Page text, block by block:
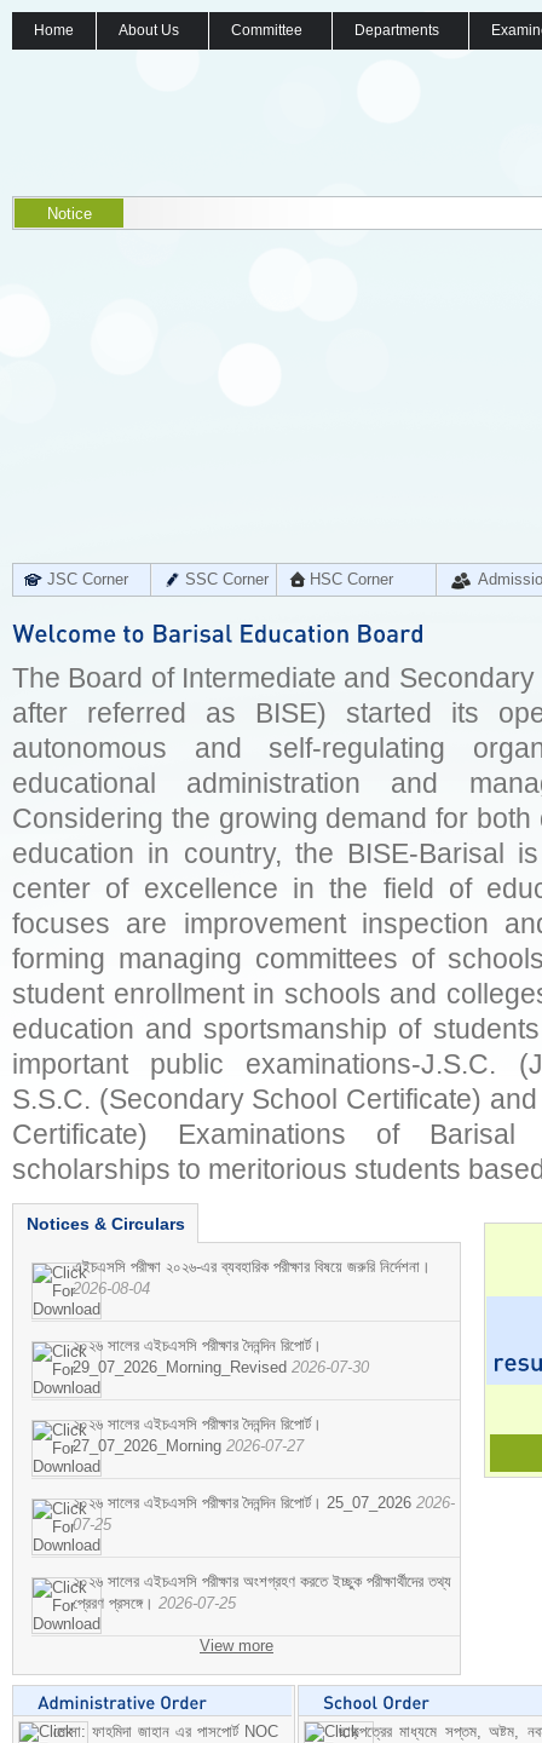
Home About Us Committee Departments
Notice
JSC Corner SSC Corner HSC Corner
The Board of Intermediate and
after referred as BISE) started its
autonomous and self-regulating
educational administration and
Considering the growing demand for
education in country, the BISE-Barisal
center of excellence in the field of
focuses are improvement inspection
forming managing committees of
student enrollment in schools and
education and sportsmanship of
important public examinations-J.S.C.
S.S.C. (Secondary School Certificate)
Certificate) Examinations of
scholarships to meritorious students
Notices & Circulars
এইচএসসি পরীক্ষা ২০২৬-এর ব্যবহারিক পরীক্ষার বিষয়ে জরুরি নির্দেশনা।
2026-08-04
২০২৬ সালের এইচএসসি পরীক্ষার দৈনন্দিন রিপোর্ট।
29_07_2026_Morning_Revised 2026-07-30
২০২৬ সালের এইচএসসি পরীক্ষার দৈনন্দিন রিপোর্ট।
27_07_2026_Morning 2026-07-27
২০২৬ সালের এইচএসসি পরীক্ষার দৈনন্দিন রিপোর্ট। 25_07_2026 2026-
07-25
২০২৬ সালের এইচএসসি পরীক্ষার অংশগ্রহণ করতে ইচ্ছুক পরীক্ষার্থীদের তথ্য
প্রেরণ প্রসঙ্গে। 2026-07-25
View more
মোসা: ফাহমিদা জাহান এর পাসপোর্ট NOC
ছাড়পত্রের মাধ্যমে সপ্তম, অষ্টম,